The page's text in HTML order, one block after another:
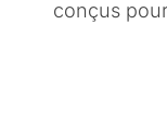
conçus